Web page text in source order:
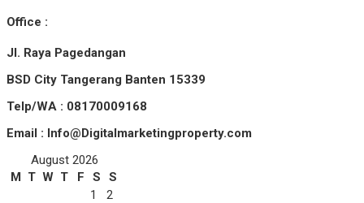
Office :
Jl. Raya Pagedangan
BSD City Tangerang Banten 15339
Telp/WA : 08170009168
Email : Info@Digitalmarketingproperty.com
August 2026
M T W T F S
S
1
2